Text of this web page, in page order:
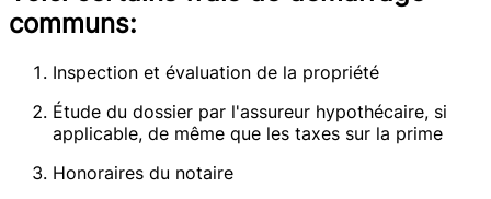
communs:
Inspection et évaluation de la propriété
Étude du dossier par l'assureur hypothécaire, si
applicable, de même que les taxes sur la prime
Honoraires du notaire